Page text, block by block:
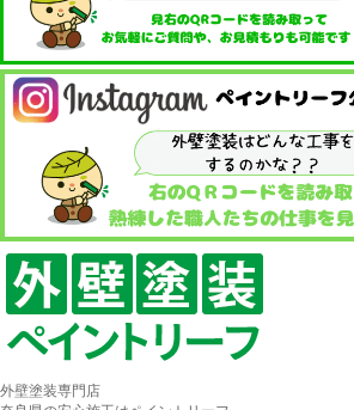
外壁塗装専門店